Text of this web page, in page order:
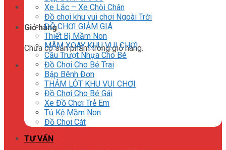
Giỏ hàng
Chưa có sản phẩm trong giỏ hàng.
Xe Lắc – Xe Chòi Chân
Đồ chơi khu vui chơi Ngoài Trời
ĐỒ CHƠI GIẢM GIÁ
Thiết Bị Mầm Non
MÂM XOAY KHU VUI CHƠI
Cầu Trượt Nhựa Cho Bé
Đồ Chơi Cho Bé Trai
Bập Bênh Đơn
THẢM LÓT KHU VUI CHƠI
Đồ Chơi Cho Bé Gái
Xe Đồ Chơi Trẻ Em
Tủ Kệ Mầm Non
Đồ Chơi Cát
TƯ VẤN